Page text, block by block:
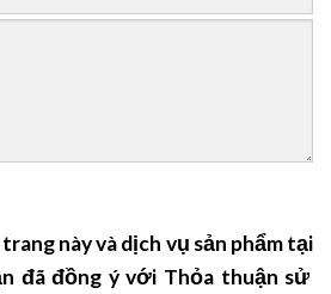
này và dịch vụ sản phẩm tại
đã đồng ý với Thỏa thuận sử